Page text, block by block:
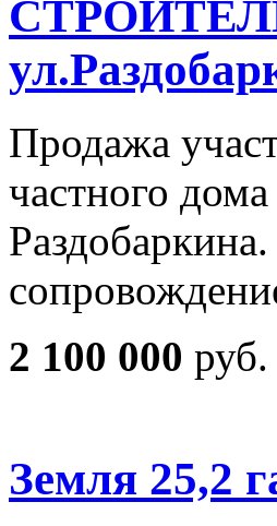
Продажа
частного
2 100 000 руб.
Земля